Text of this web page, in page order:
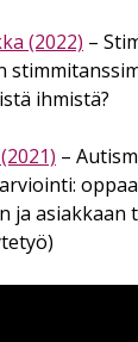
(2022) –
ihmistä?
–
ja asiakkaan